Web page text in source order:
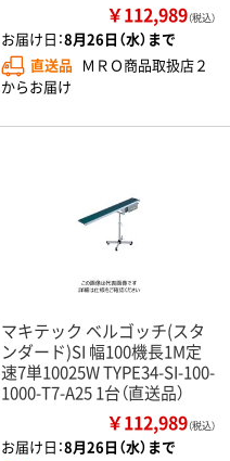
￥112,989（税込）
お届け日：8月26日（水）まで
直送品 ＭＲＯ商品取扱店２
からお届け
マキテック ベルゴッチ(スタ
ンダード)SI 幅100機長1M定
速7単10025W TYPE34-SI-100-
1000-T7-A25 1台（直送品）
￥112,989（税込）
お届け日：8月26日（水）まで